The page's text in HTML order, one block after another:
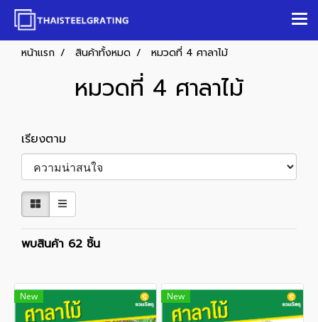
หน้าแรก สินค้าทั้งหมด หมวดที่ 4 ศาลาไม้
หมวดที่ 4 ศาลาไม้
เรียงตาม
พบสินค้า 62 ชิ้น
New New